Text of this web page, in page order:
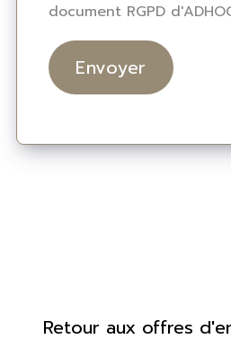
document RGPD
Retour aux offres